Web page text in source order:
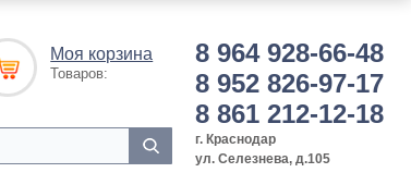
8 964 928-66-48
8 952 826-97-17
8 861 212-12-18
г. Краснодар
ул. Селезнева, д.105
Моя корзина
Товаров: